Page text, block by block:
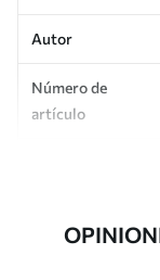
Autor
Número de
artículo
Adicionalmente